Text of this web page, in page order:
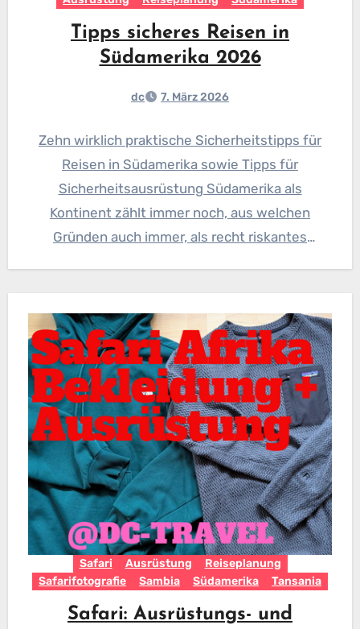
Tipps sicheres Reisen in
Südamerika 2026
dc 7. März 2026
Zehn wirklich praktische Sicherheitstipps für
Reisen in Südamerika sowie Tipps für
Sicherheitsausrüstung Südamerika als
Kontinent zählt immer noch, aus welchen
Gründen auch immer, als recht riskantes
Safari Ausrüstung
Reiseplanung
Safarifotografie
Sambia Südamerika Tansania
Safari: Ausrüstungs- und